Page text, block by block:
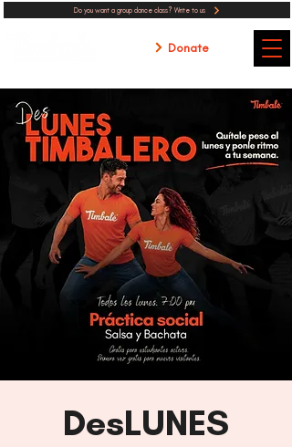
Do you want a group dance class? Write to us
Donate
DesLUNES